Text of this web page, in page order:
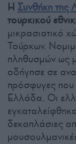
Η Συνθήκη της
τουρκικού
μικρασιατικό
Τούρκων.
πληθυσμών ως
οδήγησε σε
πρόσφυγες που
Ελλάδα. Οι
δεκαπλάσιες